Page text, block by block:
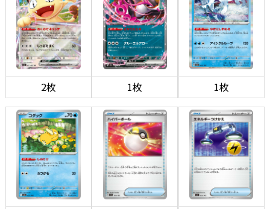
2枚 1枚 1枚